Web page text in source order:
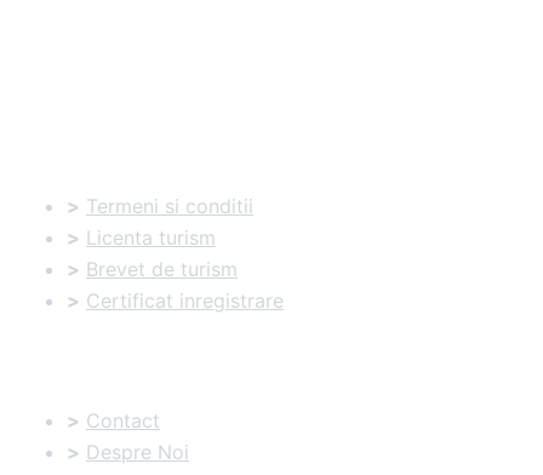
> Termeni si conditii
> Licenta turism
> Brevet de turism
> Certificat inregistrare
> Contact
> Despre Noi